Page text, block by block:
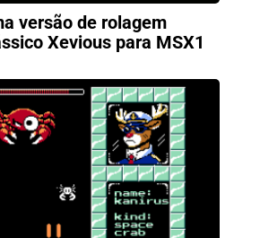
versão de rolagem
Xevious para MSX1